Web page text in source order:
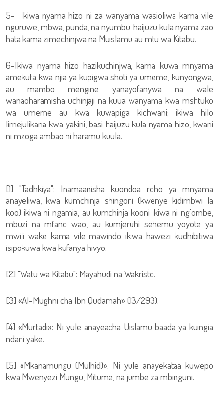
5- Ikiwa nyama hizo ni za wanyama wasioliwa kama vile
nguruwe, mbwa, punda, na nyumbu, haijuzu kula nyama zao
hata kama zimechinjwa na Muislamu au mtu wa Kitabu.
6-Ikiwa nyama hizo hazikuchinjwa, kama kuwa mnyama
amekufa kwa njia ya kupigwa shoti ya umeme, kunyongwa,
au mambo mengine yanayofanywa na wale
wanaoharamisha uchinjaji na kuua wanyama kwa mshtuko
wa umeme au kwa kuwapiga kichwani; ikiwa hilo
limejulikana kwa yakini, basi haijuzu kula nyama hizo, kwani
ni mzoga ambao ni haramu kuula.
[1] "Tadhkiya": Inamaanisha kuondoa roho ya mnyama
anayeliwa, kwa kumchinja shingoni (kwenye kidimbwi la
koo) ikiwa ni ngamia, au kumchinja kooni ikiwa ni ng'ombe,
mbuzi na mfano wao, au kumjeruhi sehemu yoyote ya
mwili wake kama vile mawindo ikiwa hawezi kudhibitiwa
isipokuwa kwa kufanya hivyo.
[2] "Watu wa Kitabu": Mayahudi na Wakristo.
[3] «Al-Mughni cha Ibn Qudamah» (13/293).
[4] «Murtadi»: Ni yule anayeacha Uislamu baada ya kuingia
ndani yake.
[5] «Mkanamungu (Mulhid)»: Ni yule anayekataa kuwepo
kwa Mwenyezi Mungu, Mitume, na jumbe za mbinguni.